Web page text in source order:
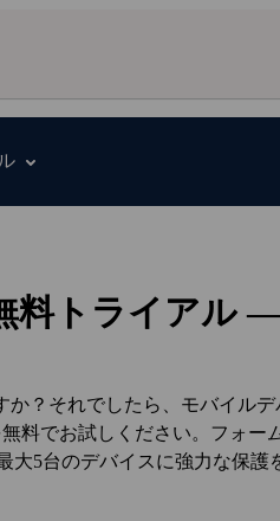
料トライアル
か？それでしたら、モバイルデ
料でお試しください。フォー
大5台のデバイスに強力な保護